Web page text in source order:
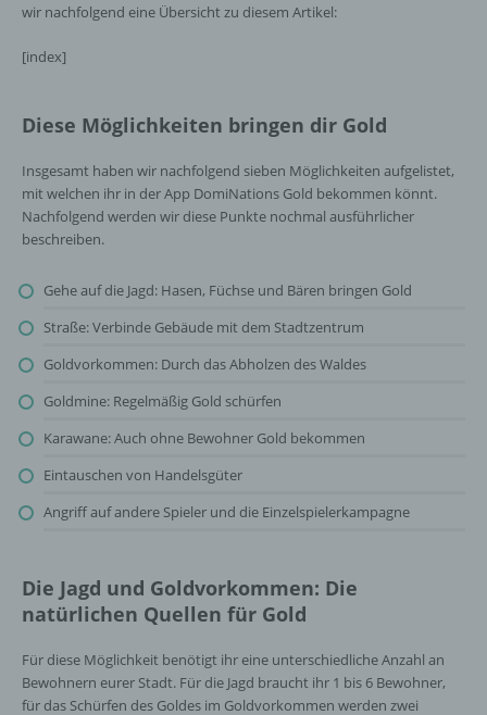
wir nachfolgend eine Übersicht zu diesem Artikel:
[index]
Diese Möglichkeiten bringen dir Gold
Insgesamt haben wir nachfolgend sieben Möglichkeiten aufgelistet,
mit welchen ihr in der App DomiNations Gold bekommen könnt.
Nachfolgend werden wir diese Punkte nochmal ausführlicher
beschreiben.
Gehe auf die Jagd: Hasen, Füchse und Bären bringen Gold
Straße: Verbinde Gebäude mit dem Stadtzentrum
Goldvorkommen: Durch das Abholzen des Waldes
Goldmine: Regelmäßig Gold schürfen
Karawane: Auch ohne Bewohner Gold bekommen
Eintauschen von Handelsgüter
Angriff auf andere Spieler und die Einzelspielerkampagne
Die Jagd und Goldvorkommen: Die
natürlichen Quellen für Gold
Für diese Möglichkeit benötigt ihr eine unterschiedliche Anzahl an
Bewohnern eurer Stadt. Für die Jagd braucht ihr 1 bis 6 Bewohner,
für das Schürfen des Goldes im Goldvorkommen werden zwei